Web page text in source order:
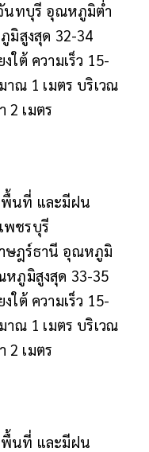
จันทบุรี อุณหภูมิต่ำ
มิสูงสุด 32-34
ใต้ ความเร็ว 15-
ณ 1 เมตร บริเวณ
2 เมตร
พื้นที่ และมีฝน
พชรบุรี
ษฎร์ธานี อุณหภูมิ
หภูมิสูงสุด 33-35
ใต้ ความเร็ว 15-
ณ 1 เมตร บริเวณ
2 เมตร
พื้นที่ และมีฝน